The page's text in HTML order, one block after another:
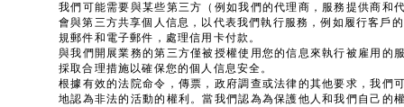
我們可能需要與某些第三方（例如我們的代理商，服務提供商和
會與第三方共享個人信息，以代表我們執行服務，例如履行客
規郵件和電子郵件，處理信用卡付款。
與我們開展業務的第三方僅被授權使用您的信息來執行被雇用的
採取合理措施以確保您的個人信息安全。
根據有效的法院命令，傳票，政府調查或法律的其他要求，我們
地認為非法的活動的權利。當我們認為為保護他人和我們自己的